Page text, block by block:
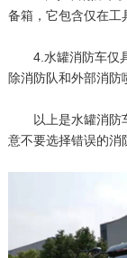
备箱，它包含仅在工
4.水罐消防车仅具
除消防队和外部消防
以上是水罐消防车
意不要选择错误的消